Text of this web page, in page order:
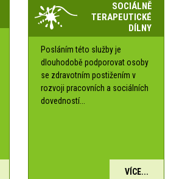
SOCIÁLNĚ
TERAPEUTICKÉ
DÍLNY
Posláním této služby je
dlouhodobě podporovat osoby
se zdravotním postižením v
rozvoji pracovních a sociálních
dovedností...
VÍCE...